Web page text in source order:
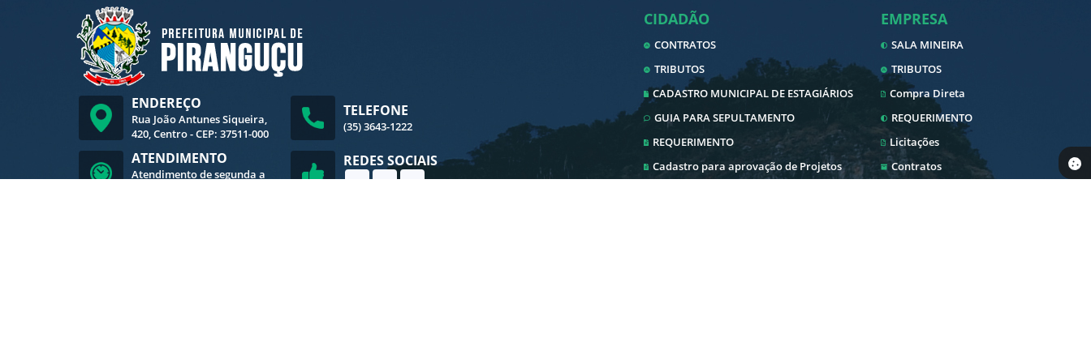
ENDEREÇO
Rua João Antunes Siqueira,
420, Centro - CEP: 37511-000
TELEFONE
(35) 3643-1222
ATENDIMENTO
Atendimento de segunda a
REDES SOCIAIS
CIDADÃO
CONTRATOS
TRIBUTOS
CADASTRO MUNICIPAL DE ESTAGIÁRIOS
GUIA PARA SEPULTAMENTO
REQUERIMENTO
Cadastro para aprovação de Projetos
EMPRESA
SALA MINEIRA
TRIBUTOS
Compra Direta
REQUERIMENTO
Licitações
Contratos